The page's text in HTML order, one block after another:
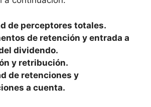
de perceptores totales.
de retención y entrada a
dividendo.
y retribución.
de retenciones y
a cuenta.